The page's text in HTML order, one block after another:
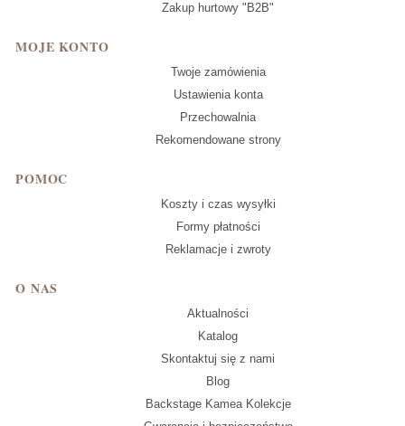
Zakup hurtowy "B2B"
MOJE KONTO
Twoje zamówienia
Ustawienia konta
Przechowalnia
Rekomendowane strony
POMOC
Koszty i czas wysyłki
Formy płatności
Reklamacje i zwroty
O NAS
Aktualności
Katalog
Skontaktuj się z nami
Blog
Backstage Kamea Kolekcje